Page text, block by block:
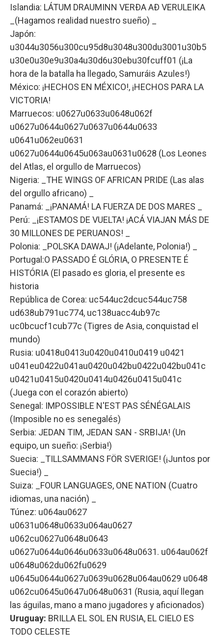
Islandia: LÁTUM DRAUMINN VERÐA AÐ VERULEIKA
_(Hagamos realidad nuestro sueño) _
Japón:
u3044u3056u300cu95d8u3048u300du3001u30b5
u30e0u30e9u30a4u30d6u30ebu30fcuff01 (¡La
hora de la batalla ha llegado, Samuráis Azules!)
México: ¡HECHOS EN MÉXICO!, ¡HECHOS PARA LA
VICTORIA!
Marruecos: u0627u0633u0648u062f
u0627u0644u0627u0637u0644u0633
u0641u062eu0631
u0627u0644u0645u063au0631u0628 (Los Leones
del Atlas, el orgullo de Marruecos)
Nigeria: _THE WINGS OF AFRICAN PRIDE (Las alas
del orgullo africano) _
Panamá: _¡PANAMÁ! LA FUERZA DE DOS MARES _
Perú: _¡ESTAMOS DE VUELTA! ¡ACÁ VIAJAN MÁS DE
30 MILLONES DE PERUANOS! _
Polonia: _POLSKA DAWAJ! (¡Adelante, Polonia!) _
Portugal:O PASSADO É GLÓRIA, O PRESENTE É
HISTÓRIA (El pasado es gloria, el presente es
historia
República de Corea: uc544uc2dcuc544uc758
ud638ub791uc774, uc138uacc4ub97c
uc0bcucf1cub77c (Tigres de Asia, conquistad el
mundo)
Rusia: u0418u0413u0420u0410u0419 u0421
u041eu0422u041au0420u042bu0422u042bu041c
u0421u0415u0420u0414u0426u0415u041c
(Juega con el corazón abierto)
Senegal: IMPOSSIBLE N'EST PAS SÉNÉGALAIS
(Imposible no es senegalés)
Serbia: JEDAN TIM, JEDAN SAN - SRBIJA! (Un
equipo, un sueño: ¡Serbia!)
Suecia: _TILLSAMMANS FÖR SVERIGE! (¡Juntos por
Suecia!) _
Suiza: _FOUR LANGUAGES, ONE NATION (Cuatro
idiomas, una nación) _
Túnez: u064au0627
u0631u0648u0633u064au0627
u062cu0627u0648u0643
u0627u0644u0646u0633u0648u0631. u064au062f
u0648u062du062fu0629
u0645u0644u0627u0639u0628u064au0629 u0648
u062cu0645u0647u0648u0631 (Rusia, aquí llegan
las águilas, mano a mano jugadores y aficionados)
Uruguay: BRILLA EL SOL EN RUSIA, EL CIELO ES
TODO CELESTE